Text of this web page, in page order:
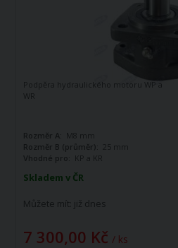
Skladem v ČR
Můžete mít: již dnes
7 300,00 Kč / ks
Podpěra hydraulického motoru WP a
WR
Rozměr A: M8 mm
Rozměr B (průměr):
25 mm
Vhodné pro: KP a KR